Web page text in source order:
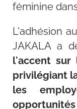
féminine
L'adhésion
JAKALA a
l'accent sur
privilégiant
les